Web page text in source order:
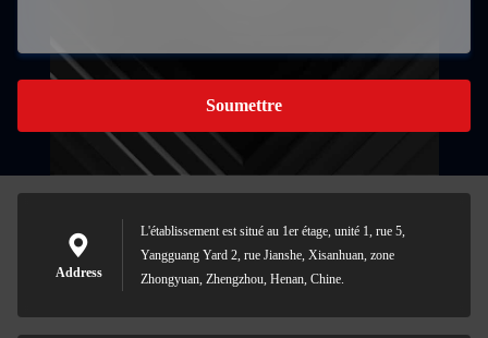
Soumettre
Address
L'établissement est situé au 1er étage, unité 1, rue 5,
Yangguang Yard 2, rue Jianshe, Xisanhuan, zone
Zhongyuan, Zhengzhou, Henan, Chine.